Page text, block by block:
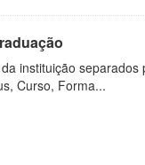
instituição
Curso, Forma...